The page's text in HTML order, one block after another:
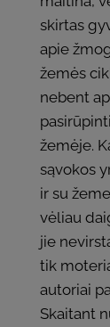
skirtas
apie
žemės
nebent
žemėje.
sąvokos
ir su
vėliau
jie
tik
autoriai
Skaitant